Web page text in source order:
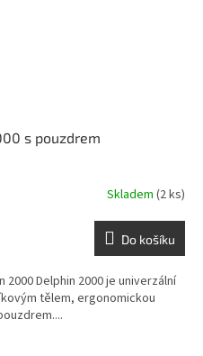
s pouzdrem
Skladem (2 ks)
Do košíku
Delphin 2000 je univerzální
tělem, ergonomickou